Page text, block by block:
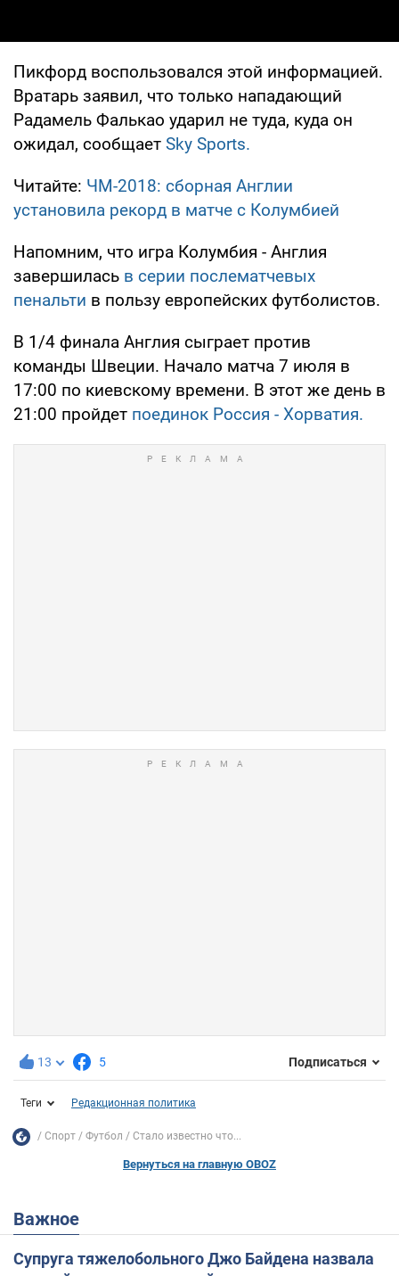
Пикфорд воспользовался этой информацией.
Вратарь заявил, что только нападающий
Радамель Фалькао ударил не туда, куда он
ожидал, сообщает Sky Sports.
Читайте: ЧМ-2018: сборная Англии
установила рекорд в матче с Колумбией
Напомним, что игра Колумбия - Англия
завершилась в серии послематчевых
пенальти в пользу европейских футболистов.
В 1/4 финала Англия сыграет против
команды Швеции. Начало матча 7 июля в
17:00 по киевскому времени. В этот же день в
21:00 пройдет поединок Россия - Хорватия.
13 5 Подписаться
Теги Редакционная политика
Спорт Футбол Стало известно что...
Вернуться на главную OBOZ
Важное
Супруга тяжелобольного Джо Байдена назвала